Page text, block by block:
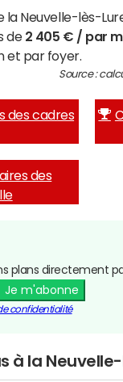
la Neuvelle-lès-
de 2 405 € / par
et par foyer.
Source :
des cadres
des
plans directement
Je m'abonne
confidentialité
à la